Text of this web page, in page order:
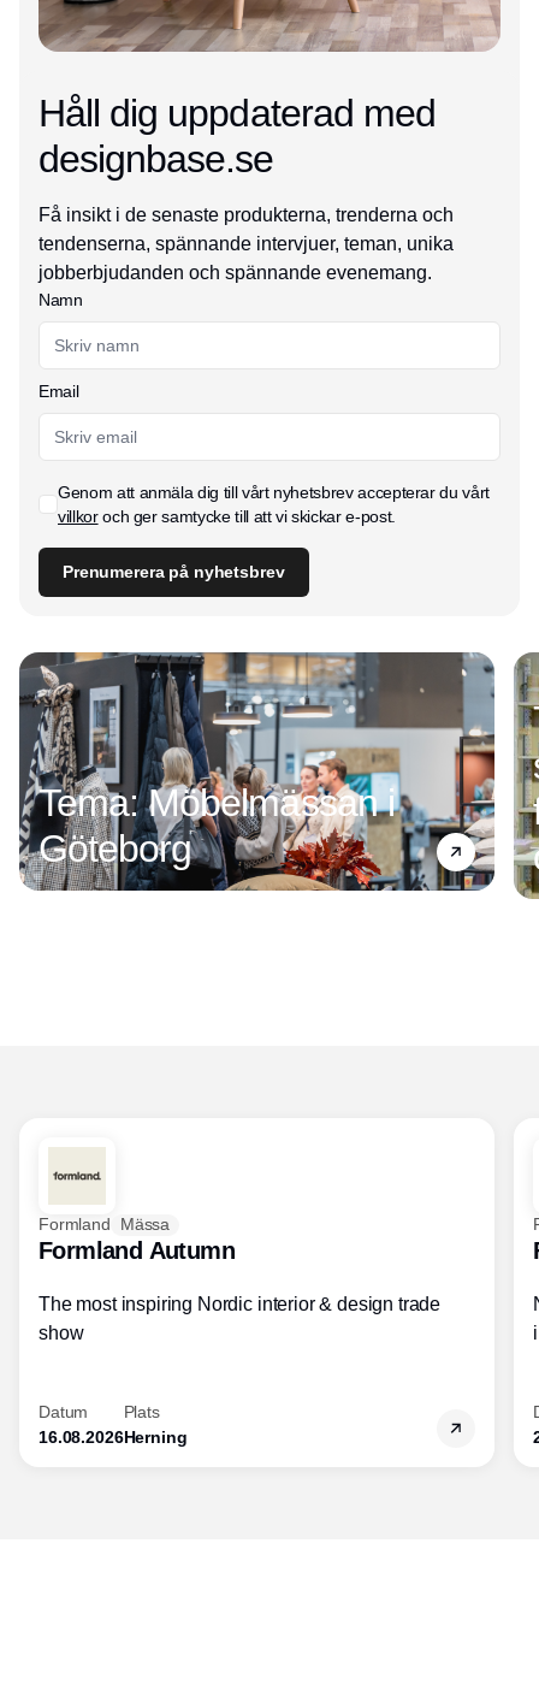
Håll dig uppdaterad med
designbase.se
Få insikt i de senaste produkterna, trenderna och
tendenserna, spännande intervjuer, teman, unika
jobberbjudanden och spännande evenemang.
Namn
Email
Genom att anmäla dig till vårt nyhetsbrev accepterar du vårt
villkoroch ger samtycke till att vi skickar e-post.
Prenumerera på nyhetsbrev
Tema: Möbelmässan i
Göteborg
Formland Mässa
Formland Autumn
The most inspiring Nordic interior & design trade
show
Datum
16.08.2026
Plats
Herning